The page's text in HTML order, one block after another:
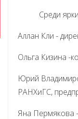
Среди ярких
Аллан Кли -
Ольга Кизина -
Юрий
РАНХиГС,
Яна Пермякова